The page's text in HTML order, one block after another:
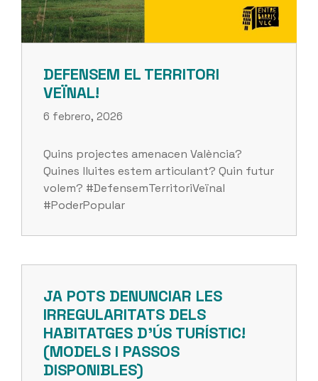
DEFENSEM EL TERRITORI
VEÏNAL!
6 febrero, 2026
Quins projectes amenacen València?
Quines lluites estem articulant? Quin futur
volem? #DefensemTerritoriVeïnal
#PoderPopular
JA POTS DENUNCIAR LES
IRREGULARITATS DELS
HABITATGES D’ÚS TURÍSTIC!
(MODELS I PASSOS
DISPONIBLES)